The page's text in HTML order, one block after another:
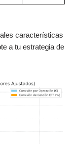
características
a tu estrategia de